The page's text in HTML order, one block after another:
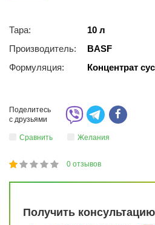
Тара:
10 л
Производитель:
BASF
Формуляция:
Концентрат
Поделитесь
с друзьями
Сравнить Желания
20
1
2
3
4
5 0 отзывов
Получить